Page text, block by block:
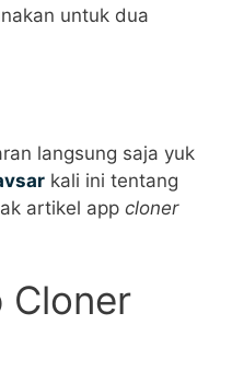
untuk dua
langsung saja yuk
kali ini tentang
artikel app cloner
Cloner